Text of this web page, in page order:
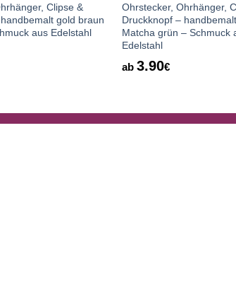
Clipse &
gold braun
aus Edelstahl
Ohrstecker, Ohrhänger,
Druckknopf –
Matcha grün – Schmuck
Edelstahl
ab 3.90€